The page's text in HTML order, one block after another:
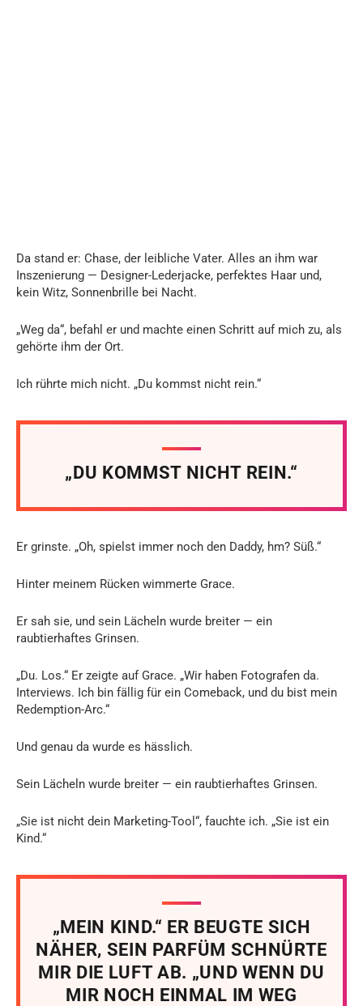
Da stand er: Chase, der leibliche Vater. Alles an ihm war
Inszenierung — Designer-Lederjacke, perfektes Haar und,
kein Witz, Sonnenbrille bei Nacht.
„Weg da“, befahl er und machte einen Schritt auf mich zu, als
gehörte ihm der Ort.
Ich rührte mich nicht. „Du kommst nicht rein.“
„DU KOMMST NICHT REIN.“
Er grinste. „Oh, spielst immer noch den Daddy, hm? Süß.“
Hinter meinem Rücken wimmerte Grace.
Er sah sie, und sein Lächeln wurde breiter — ein
raubtierhaftes Grinsen.
„Du. Los.“ Er zeigte auf Grace. „Wir haben Fotografen da.
Interviews. Ich bin fällig für ein Comeback, und du bist mein
Redemption-Arc.“
Und genau da wurde es hässlich.
Sein Lächeln wurde breiter — ein raubtierhaftes Grinsen.
„Sie ist nicht dein Marketing-Tool“, fauchte ich. „Sie ist ein
Kind.“
„MEIN KIND.“ ER BEUGTE SICH
NÄHER, SEIN PARFÜM SCHNÜRTE
MIR DIE LUFT AB. „UND WENN DU
MIR NOCH EINMAL IM WEG